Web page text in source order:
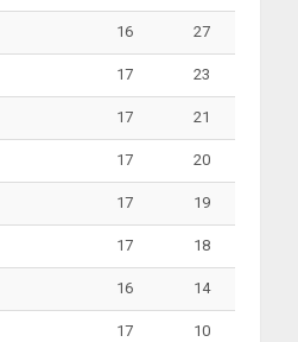
16 27
17 23
17 21
17 20
17 19
17 18
16 14
17 10